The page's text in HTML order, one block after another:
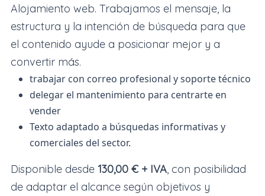
Alojamiento web. Trabajamos el mensaje, la
estructura y la intención de búsqueda para que
el contenido ayude a posicionar mejor y a
convertir más.
trabajar con correo profesional y soporte técnico
delegar el mantenimiento para centrarte en
vender
Texto adaptado a búsquedas informativas y
comerciales del sector.
Disponible desde 130,00 € + IVA, con posibilidad
de adaptar el alcance según objetivos y